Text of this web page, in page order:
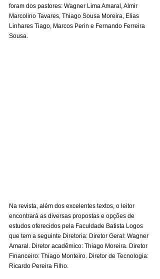
foram dos pastores: Wagner Lima Amaral, Almir
Marcolino Tavares, Thiago Sousa Moreira, Elias
Linhares Tiago, Marcos Perin e Fernando Ferreira
Sousa.
Na revista, além dos excelentes textos, o leitor
encontrará as diversas propostas e opções de
estudos oferecidos pela Faculdade Batista Logos
que tem a seguinte Diretoria: Diretor Geral: Wagner
Amaral. Diretor acadêmico: Thiago Moreira. Diretor
Financeiro: Thiago Monteiro. Diretor de Tecnologia:
Ricardo Pereira Filho.